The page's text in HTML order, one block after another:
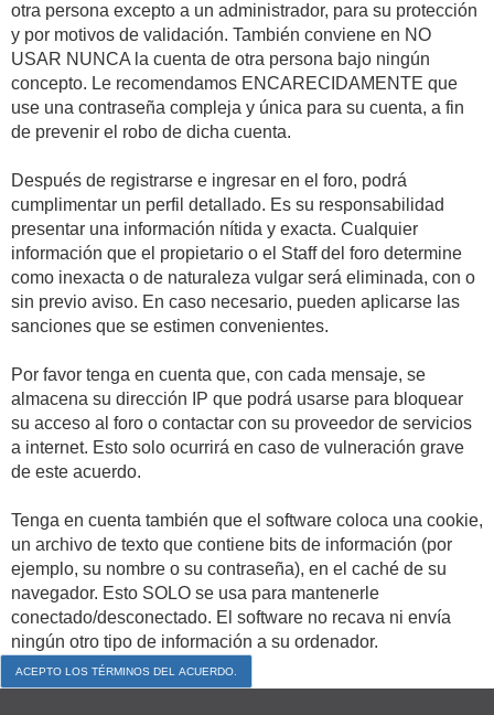
otra persona excepto a un administrador, para su protección
y por motivos de validación. También conviene en NO
USAR NUNCA la cuenta de otra persona bajo ningún
concepto. Le recomendamos ENCARECIDAMENTE que
use una contraseña compleja y única para su cuenta, a fin
de prevenir el robo de dicha cuenta.
Después de registrarse e ingresar en el foro, podrá
cumplimentar un perfil detallado. Es su responsabilidad
presentar una información nítida y exacta. Cualquier
información que el propietario o el Staff del foro determine
como inexacta o de naturaleza vulgar será eliminada, con o
sin previo aviso. En caso necesario, pueden aplicarse las
sanciones que se estimen convenientes.
Por favor tenga en cuenta que, con cada mensaje, se
almacena su dirección IP que podrá usarse para bloquear
su acceso al foro o contactar con su proveedor de servicios
a internet. Esto solo ocurrirá en caso de vulneración grave
de este acuerdo.
Tenga en cuenta también que el software coloca una cookie,
un archivo de texto que contiene bits de información (por
ejemplo, su nombre o su contraseña), en el caché de su
navegador. Esto SOLO se usa para mantenerle
conectado/desconectado. El software no recava ni envía
ningún otro tipo de información a su ordenador.